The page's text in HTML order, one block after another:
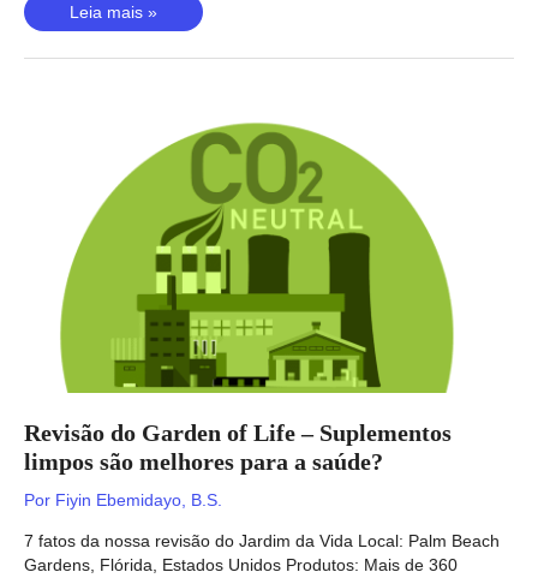
RxHomeTest
review
–
bom
preço?
Leia mais »
Revisão do Garden of Life – Suplementos
limpos são melhores para a saúde?
Por Fiyin Ebemidayo, B.S.
7 fatos da nossa revisão do Jardim da Vida Local: Palm Beach
Gardens, Flórida, Estados Unidos Produtos: Mais de 360